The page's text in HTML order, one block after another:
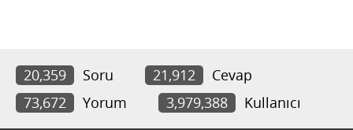
20,359 Soru 21,912
Cevap
73,672
Yorum 3,979,388 Kullanıcı